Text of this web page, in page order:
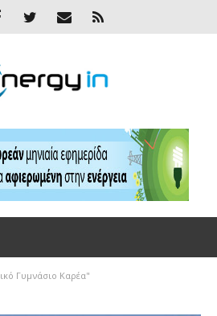
Γυμνάσιο Καρέα"